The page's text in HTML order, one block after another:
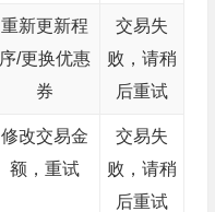
重新更新程
序/更换优惠
券
交易失
败，请稍
后重试
修改交易金
额，重试
交易失
败，请稍
后重试